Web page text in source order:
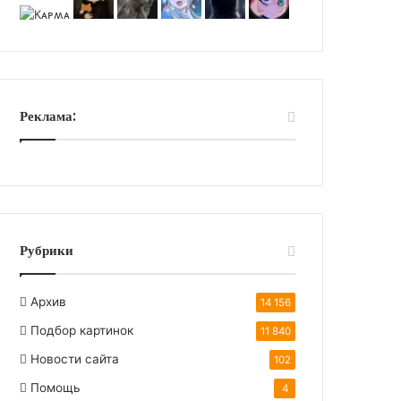
Реклама:
Рубрики
Архив 14 156
Подбор картинок 11 840
Новости сайта 102
Помощь 4